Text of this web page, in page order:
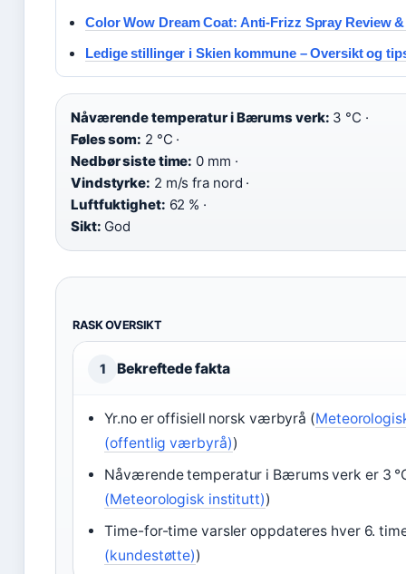
Color Wow Dream Coat: Anti-Frizz Spray Review
Ledige stillinger i Skien kommune – Oversikt og
Nåværende temperatur i Bærums verk: 3 °C ·
Føles som: 2 °C ·
Nedbør siste time: 0 mm ·
Vindstyrke: 2 m/s fra nord ·
Luftfuktighet: 62 % ·
Sikt: God
RASK OVERSIKT
1 Bekreftede fakta
Yr.no er offisiell norsk værbyrå (
(offentlig værbyrå))
Nåværende temperatur i Bærums verk er 3
(Meteorologisk institutt))
Time-for-time varsler oppdateres hver 6.
(kundestøtte))